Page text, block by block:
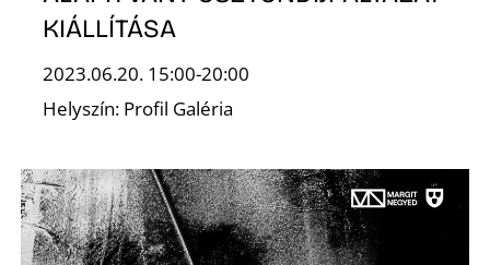
KIÁLLÍTÁSA
2023.06.20. 15:00-20:00
Helyszín: Profil Galéria